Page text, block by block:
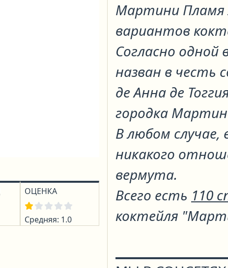
ОЦЕНКА
Средняя: 1.0
Мартини Пламя
вариантов
Согласно одной
назван в честь
де Анна де
городка
В любом случае,
никакого
вермута.
Всего есть 110
коктейля